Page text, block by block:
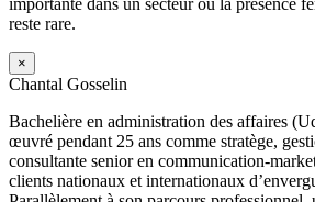
reste rare.
×
Chantal Gosselin
Bachelière en administration des affaires
œuvré pendant 25 ans comme stratège,
consultante senior en communication-
clients nationaux et internationaux